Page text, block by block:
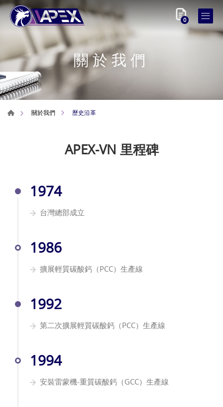
0
關於我們
關於我們 歷史沿革
APEX-VN 里程碑
1974
台灣總部成立
1986
擴展輕質碳酸鈣（PCC）生產線
1992
第二次擴展輕質碳酸鈣（PCC）生產線
1994
安裝雷蒙機-重質碳酸鈣（GCC）生產線